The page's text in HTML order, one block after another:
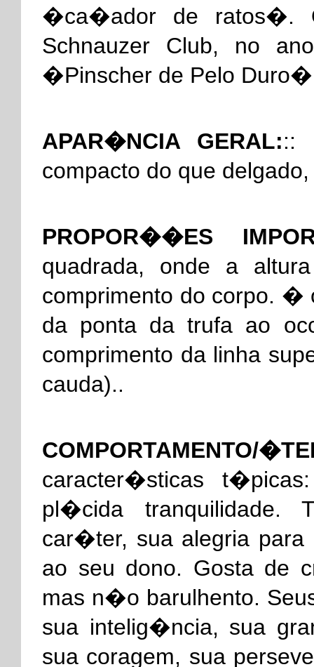
�ca�ador de ratos�.
Schnauzer Club, no
�Pinscher de Pelo
APAR�NCIA GERAL:::
compacto do que
PROPOR��ES
quadrada, onde a
comprimento do corpo. �
da ponta da trufa ao
comprimento da linha
cauda)..
COMPORTAMENTO/
caracter�sticas
pl�cida
car�ter, sua alegria
ao seu dono. Gosta de
mas n�o barulhento.
sua intelig�ncia, sua
sua coragem, sua